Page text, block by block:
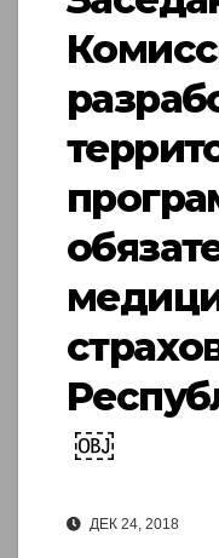
￼
ДЕК 24, 2018